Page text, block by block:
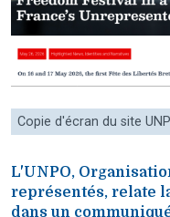
Copie d'écran du site
L'UNPO,
représentés, relate
dans un